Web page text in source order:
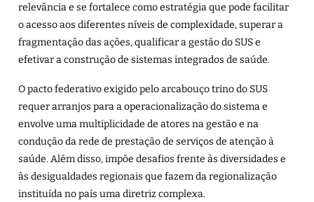
relevância e se fortalece como estratégia que pode facilitar
o acesso aos diferentes níveis de complexidade, superar a
fragmentação das ações, qualificar a gestão do SUS e
efetivar a construção de sistemas integrados de saúde.
O pacto federativo exigido pelo arcabouço trino do SUS
requer arranjos para a operacionalização do sistema e
envolve uma multiplicidade de atores na gestão e na
condução da rede de prestação de serviços de atenção à
saúde. Além disso, impõe desafios frente às diversidades e
às desigualdades regionais que fazem da regionalização
instituída no país uma diretriz complexa.